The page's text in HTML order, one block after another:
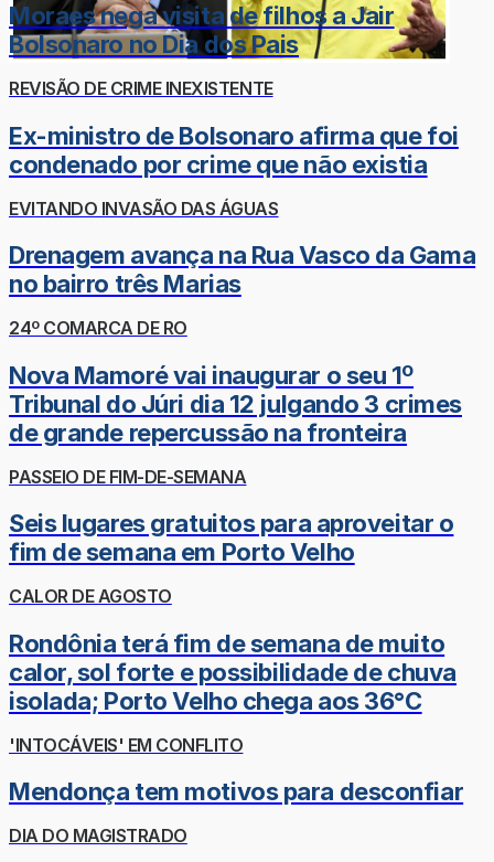
Moraes nega visita de filhos a Jair
Bolsonaro no Dia dos Pais
REVISÃO DE CRIME INEXISTENTE
Ex-ministro de Bolsonaro afirma que foi
condenado por crime que não existia
EVITANDO INVASÃO DAS ÁGUAS
Drenagem avança na Rua Vasco da Gama
no bairro três Marias
24º COMARCA DE RO
Nova Mamoré vai inaugurar o seu 1º
Tribunal do Júri dia 12 julgando 3 crimes
de grande repercussão na fronteira
PASSEIO DE FIM-DE-SEMANA
Seis lugares gratuitos para aproveitar o
fim de semana em Porto Velho
CALOR DE AGOSTO
Rondônia terá fim de semana de muito
calor, sol forte e possibilidade de chuva
isolada; Porto Velho chega aos 36°C
'INTOCÁVEIS' EM CONFLITO
Mendonça tem motivos para desconfiar
DIA DO MAGISTRADO